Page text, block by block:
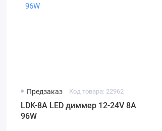
Предзаказ Код товара: 22962
LDK-8A LED диммер 12-24V 8A
96W